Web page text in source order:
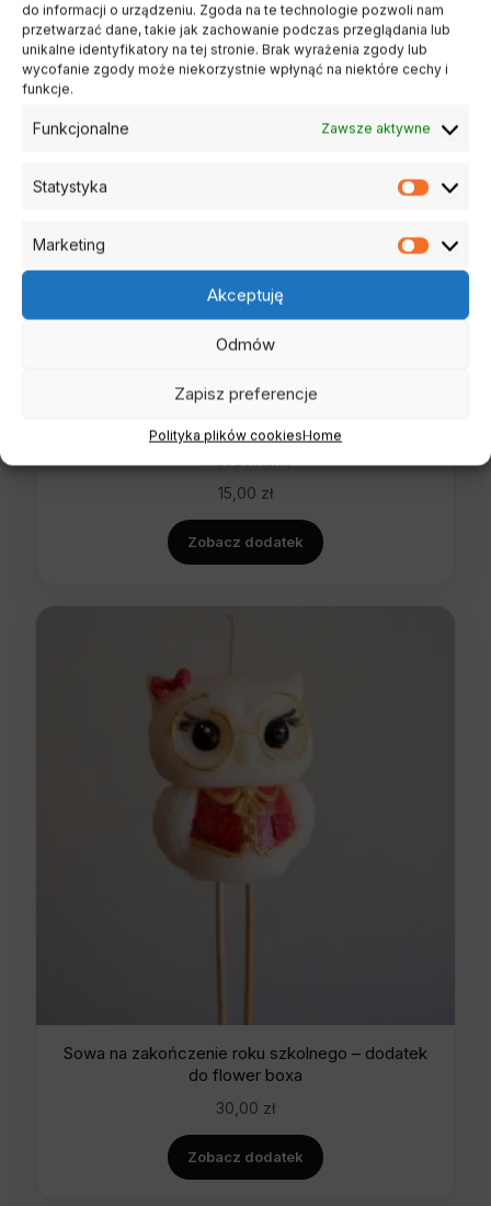
do informacji o urządzeniu. Zgoda na te technologie pozwoli nam
przetwarzać dane, takie jak zachowanie podczas przeglądania lub
unikalne identyfikatory na tej stronie. Brak wyrażenia zgody lub
wycofanie zgody może niekorzystnie wpłynąć na niektóre cechy i
funkcje.
Funkcjonalne Zawsze aktywne
Statystyka
Marketing
Akceptuję
Odmów
Zapisz preferencje
Polityka plików cookiesHome
Zawieszka zapachowa z wosku sojowego z
muszelkami
15,00 zł
Zobacz dodatek
Sowa na zakończenie roku szkolnego – dodatek
do flower boxa
30,00 zł
Zobacz dodatek